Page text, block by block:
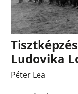
Ludovika
Péter Lea